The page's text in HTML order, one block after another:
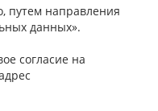
путем направления
данных».
согласие на